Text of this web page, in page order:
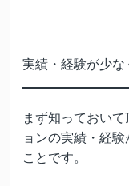
実績・経験が少な
まず知っておい
ョンの実績・経
ことです。